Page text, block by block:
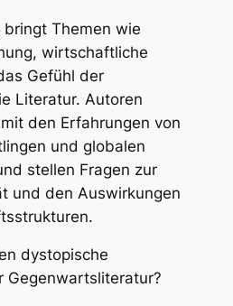
bringt Themen wie
wirtschaftliche
Gefühl der
Literatur. Autoren
den Erfahrungen von
und globalen
stellen Fragen zur
und den Auswirkungen
dystopische
Gegenwartsliteratur?